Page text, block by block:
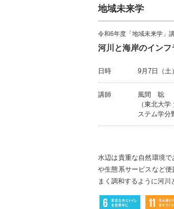
地域未来学
令和6年度「地域未来学」
河川と海岸のインフ
日時 9月7日（土
講師
風間 聡
（東北大
ステム学分
水辺は貴重な自然環境
や生態系サービスなど
まく調和するように河